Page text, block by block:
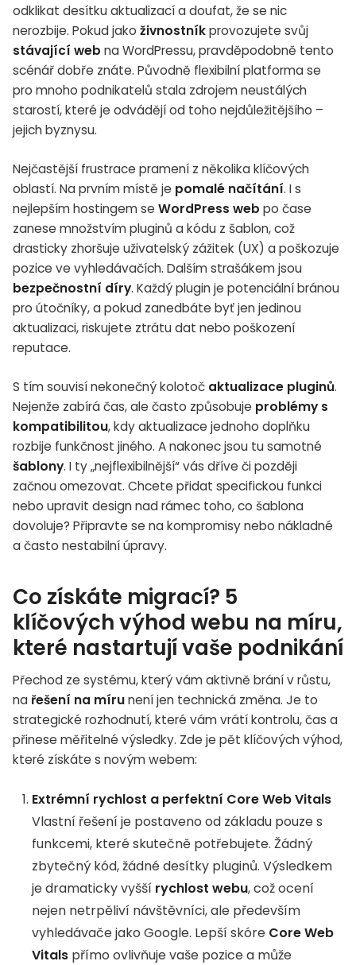
odklikat desítku aktualizací a doufat, že se nic
nerozbije. Pokud jako živnostníkprovozujete svůj
stávající web na WordPressu, pravděpodobně tento
scénář dobře znáte. Původně flexibilní platforma se
pro mnoho podnikatelů stala zdrojem neustálých
starostí, které je odvádějí od toho nejdůležitějšího –
jejich byznysu.
Nejčastější frustrace pramení z několika klíčových
oblastí. Na prvním místě je pomalé načítání. I s
nejlepším hostingem se WordPress web po čase
zanese množstvím pluginů a kódu z šablon, což
drasticky zhoršuje uživatelský zážitek (UX) a poškozuje
pozice ve vyhledávačích. Dalším strašákem jsou
bezpečnostní díry. Každý plugin je potenciální bránou
pro útočníky, a pokud zanedbáte byť jen jedinou
aktualizaci, riskujete ztrátu dat nebo poškození
reputace.
S tím souvisí nekonečný kolotoč aktualizace pluginů.
Nejenže zabírá čas, ale často způsobuje problémy s
kompatibilitou, kdy aktualizace jednoho doplňku
rozbije funkčnost jiného. A nakonec jsou tu samotné
šablony. I ty „nejflexibilnější“ vás dříve či později
začnou omezovat. Chcete přidat specifickou funkci
nebo upravit design nad rámec toho, co šablona
dovoluje? Připravte se na kompromisy nebo nákladné
a často nestabilní úpravy.
Co získáte migrací? 5
klíčových výhod webu na míru,
které nastartují vaše podnikání
Přechod ze systému, který vám aktivně brání v růstu,
na řešení na mírunení jen technická změna. Je to
strategické rozhodnutí, které vám vrátí kontrolu, čas a
přinese měřitelné výsledky. Zde je pět klíčových výhod,
které získáte s novým webem:
Extrémní rychlost a perfektní Core Web Vitals
Vlastní řešení je postaveno od základu pouze s
funkcemi, které skutečně potřebujete. Žádný
zbytečný kód, žádné desítky pluginů. Výsledkem
je dramaticky vyšší rychlost webu, což ocení
nejen netrpěliví návštěvníci, ale především
vyhledávače jako Google. Lepší skóre Core Web
Vitals přímo ovlivňuje vaše pozice a může